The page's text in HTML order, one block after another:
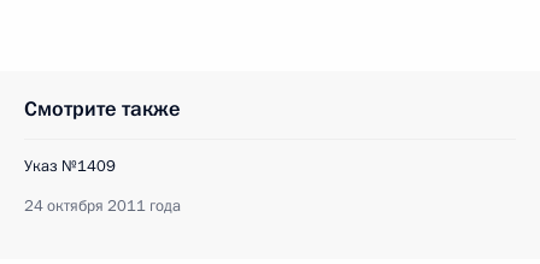
Смотрите также
Указ №1409
24 октября 2011 года